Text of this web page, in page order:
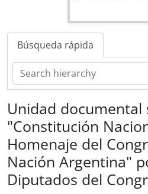
Búsqueda rápida
Unidad documental
"Constitución
Homenaje del
Nación Argentina"
Diputados del
AE-APPS - Archivos
BA - Fondo Bernardo
AF - Fondo Avelino
ACB - Fondo Armando
SrPI - Producción
SrF - Fotografías
SrDCC - Discursos,